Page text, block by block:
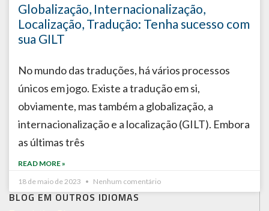
BLOG EM OUTROS IDIOMAS
Globalização, Internacionalização,
Localização, Tradução: Tenha sucesso com
sua GILT
No mundo das traduções, há vários processos
únicos em jogo. Existe a tradução em si,
obviamente, mas também a globalização, a
internacionalização e a localização (GILT). Embora
as últimas três
READ MORE »
18 de maio de 2023
Nenhum comentário